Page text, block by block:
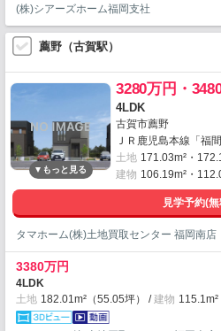
(株)シアーズホーム福岡支社
薦野（古賀駅）
3280万円・
4LDK
古賀市薦野
ＪＲ鹿児島本線「福
土地 171.03m²・
建物 106.19m²・
見学予約(
タマホーム(株)土地買取センター 福岡南店
3380万円
4LDK
土地 182.01m²（55.05坪） 建物 115.1m²